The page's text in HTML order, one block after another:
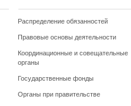
Распределение обязанностей
Правовые основы деятельности
Координационные и совещательные
органы
Государственные фонды
Органы при правительстве